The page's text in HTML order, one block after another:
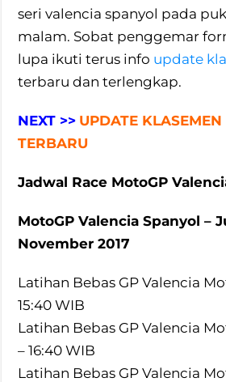
seri valencia spanyol pada
malam. Sobat penggemar
lupa ikuti terus info update
terbaru dan terlengkap.
NEXT >> UPDATE
TERBARU
Jadwal Race MotoGP
MotoGP Valencia Spanyol –
November 2017
Latihan Bebas GP Valencia
15:40 WIB
Latihan Bebas GP Valencia
– 16:40 WIB
Latihan Bebas GP Valencia